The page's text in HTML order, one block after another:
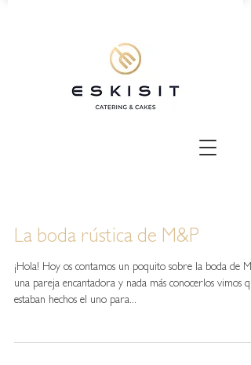
La boda rústica de M&P
¡Hola! Hoy os contamos un poquito sobre la boda de
una pareja encantadora y nada más conocerlos vimos
estaban hechos el uno para...